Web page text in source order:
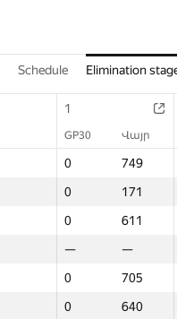
Schedule Elimination
1
GP30 Վայր
0
749
0
171
0
611
—
—
0
705
0
640
1
GP30 Վայր
0
749
0
171
0
611
—
—
0
705
0
640